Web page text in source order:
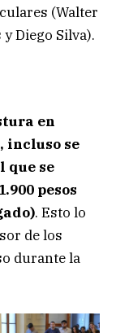
(Walter
Diego Silva).
en
incluso se
que se
pesos
. Esto lo
de los
durante la